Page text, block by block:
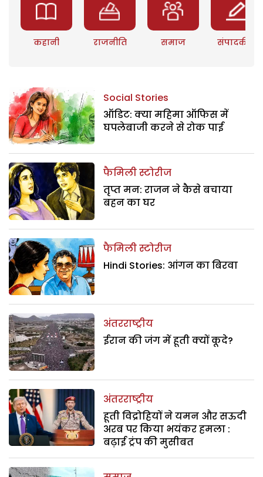
कहानी राजनीति समाज संपादकीय
Social Stories
ऑडिट: क्या महिमा ऑफिस में
घपलेबाजी करने से रोक पाई
फैमिली स्टोरीज
तृप्त मन: राजन ने कैसे बचाया
बहन का घर
फैमिली स्टोरीज
Hindi Stories: आंगन का बिरवा
अंतरराष्ट्रीय
ईरान की जंग में हूती क्यों कूदे?
अंतरराष्ट्रीय
हूती विद्रोहियों ने यमन और सऊदी
अरब पर किया भयंकर हमला :
बढ़ाई ट्रंप की मुसीबत